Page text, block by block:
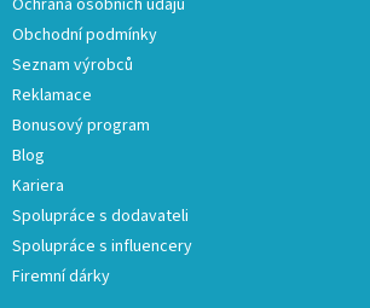
Ochrana osobních údajů
Obchodní podmínky
Seznam výrobců
Reklamace
Bonusový program
Blog
Kariera
Spolupráce s dodavateli
Spolupráce s influencery
Firemní dárky